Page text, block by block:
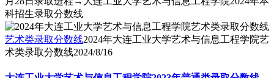
科招生录取分数线
艺术类录取分数线2024年大连工业大学艺术与信息工程学院艺
术类录取分数线2024/8/16